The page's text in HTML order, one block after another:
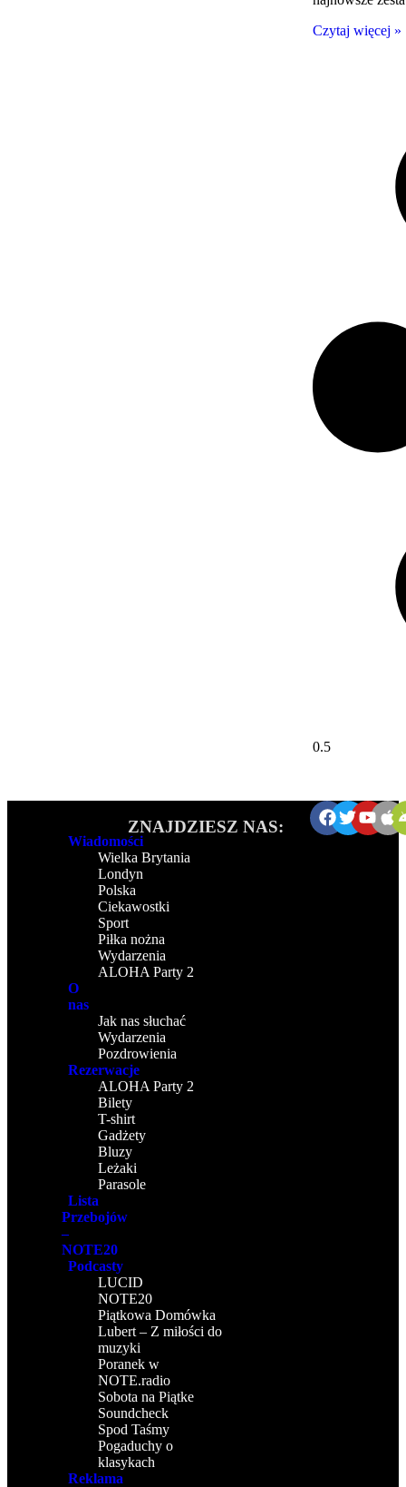
Czytaj więcej »
Wiadomości
Wielka Brytania
Londyn
Polska
Ciekawostki
Sport
Piłka nożna
Wydarzenia
ALOHA Party 2
O
nas
Jak nas słuchać
Wydarzenia
Pozdrowienia
Rezerwacje
ALOHA Party 2
Bilety
T-shirt
Gadżety
Bluzy
Leżaki
Parasole
Lista
Przebojów
–
NOTE20
Podcasty
LUCID
NOTE20
Piątkowa Domówka
Lubert – Z miłości do
muzyki
Poranek w
NOTE.radio
Sobota na Piątke
Soundcheck
Spod Taśmy
Pogaduchy o
klasykach
Reklama
ZNAJDZIESZ NAS: